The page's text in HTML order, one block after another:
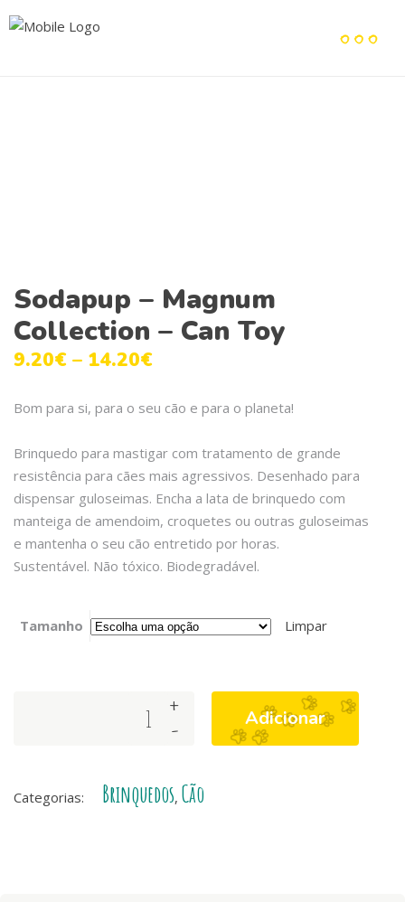
Sodapup – Magnum
Collection – Can Toy
9.20€ – 14.20€
Bom para si, para o seu cão e para o planeta!
Brinquedo para mastigar com tratamento de grande
resistência para cães mais agressivos. Desenhado para
dispensar guloseimas. Encha a lata de brinquedo com
manteiga de amendoim, croquetes ou outras guloseimas
e mantenha o seu cão entretido por horas.
Sustentável. Não tóxico. Biodegradável.
Tamanho Limpar
-
-
+ Adicionar
Categorias: Brinquedos, Cão